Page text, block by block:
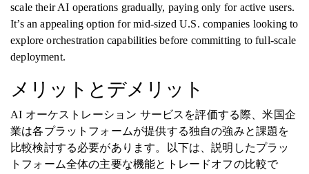
scale their AI operations gradually, paying only for active users.
It’s an appealing option for mid-sized U.S. companies looking to
explore orchestration capabilities before committing to full-scale
deployment.
メリットとデメリット
AI オーケストレーション サービスを評価する際、米国企
業は各プラットフォームが提供する独自の強みと課題を
比較検討する必要があります。以下は、説明したプラッ
トフォーム全体の主要な機能とトレードオフの比較で